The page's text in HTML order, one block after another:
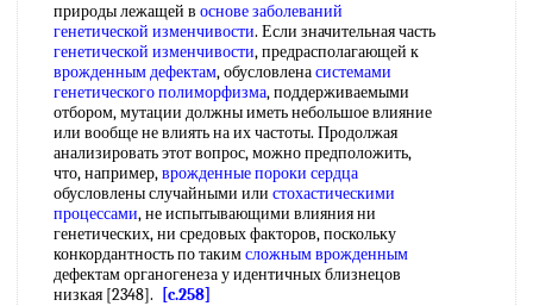
природы лежащей в основе заболеваний
генетической изменчивости. Если значительная часть
генетической изменчивости, предрасполагающей к
врожденным дефектам, обусловленасистемами
генетического полиморфизма, поддерживаемыми
отбором, мутации должны иметь небольшое влияние
или вообще не влиять на их частоты. Продолжая
анализировать этот вопрос, можно предположить,
что, например,врожденные пороки сердца
обусловлены случайными или стохастическими
процессами, не испытывающими влияния ни
генетических, ни средовых факторов, поскольку
конкордантность по такимсложным врожденным
дефектам органогенеза у идентичных близнецов
низкая [2348].
[c.258]